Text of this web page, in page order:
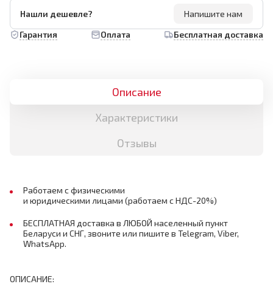
Нашли дешевле?
Напишите нам
Гарантия
Оплата Бесплатная доставка
Описание
Характеристики
Отзывы
Работаем с физическими
и юридическими лицами (работаем с НДС-20%)
БЕСПЛАТНАЯ доставка в ЛЮБОЙ населенный пункт
Беларуси и СНГ, звоните или пишите в Telegram, Viber,
WhatsApp.
ОПИСАНИЕ: